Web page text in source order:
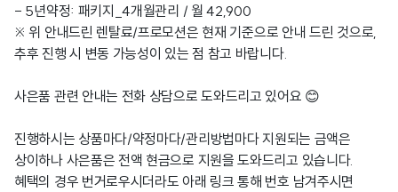
- 5년약정: 패키지_4개월관리 / 월 42,900
※ 위 안내드린 렌탈료/프로모션은 현재 기준으로 안내 드린 것으로,
추후 진행 시 변동 가능성이 있는 점 참고 바랍니다.
사은품 관련 안내는 전화 상담으로 도와드리고 있어요 😊
진행하시는 상품마다/약정마다/관리방법마다 지원되는 금액은
상이하나 사은품은 전액 현금으로 지원을 도와드리고 있습니다.
혜택의 경우 번거로우시더라도 아래 링크 통해 번호 남겨주시면